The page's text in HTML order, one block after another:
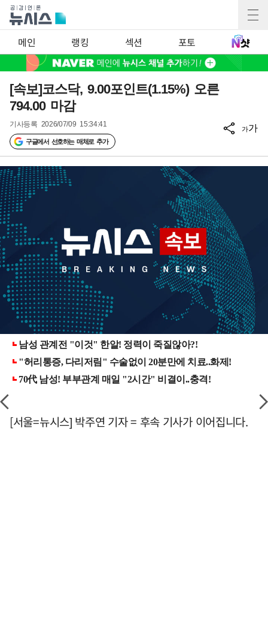
메인 랭킹 섹션 포토
[속보]코스닥, 9.00포인트(1.15%) 오른
794.00 마감
기사등록 2026/07/09 15:34:41
구글에서 선호하는 매체로 추가
가가
[서울=뉴시스] 박주연 기자 = 후속 기사가 이어집니다.